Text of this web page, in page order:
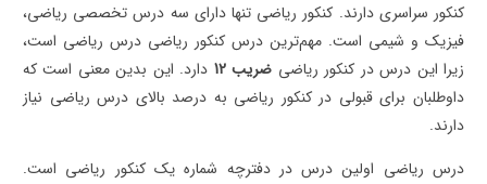
کنکور سراسری دارند. کنکور ریاضی تنها دارای سه درس تخصصی ریاضی،
فیزیک و شیمی است. مهم‌ترین درس کنکور ریاضی درس ریاضی است،
زیرا این درس در کنکور ریاضی ضریب 12
دارد. این بدین معنی است که
داوطلبان برای قبولی در کنکور ریاضی به درصد بالای درس ریاضی نیاز
دارند.
درس ریاضی اولین درس در دفترچه شماره یک کنکور ریاضی است.